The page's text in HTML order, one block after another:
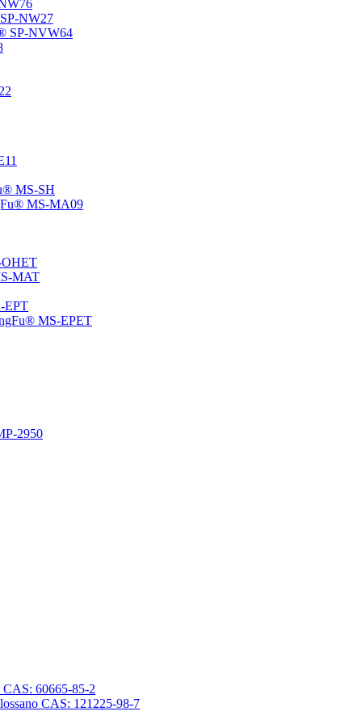
NW27
SP-NVW64
MS-SH
MS-MA09
OHET
MAT
EPT
MS-EPET
2950
CAS: 60665-85-2
CAS: 121225-98-7